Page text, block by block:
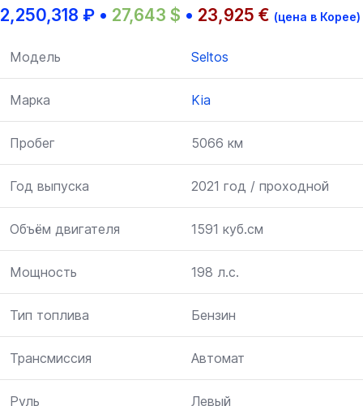
2,250,318 ₽ • 27,643 $ • 23,925 € (цена в Корее)
Модель Seltos
Марка Kia
Пробег 5066 км
Год выпуска 2021 год / проходной
Объём двигателя 1591 куб.см
Мощность 198 л.с.
Тип топлива Бензин
Трансмиссия Автомат
Руль Левый